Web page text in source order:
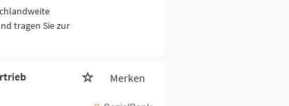
tragen Sie zur
Merken